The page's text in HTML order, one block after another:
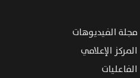
مجلة الفيديوهات
المركز الإعلامي
الفاعليات